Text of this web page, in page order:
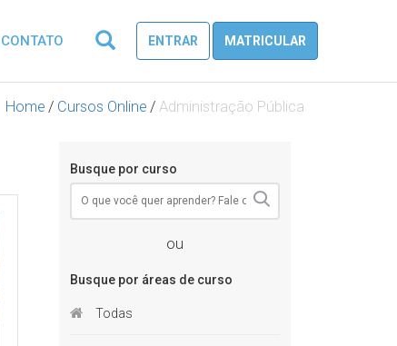
ENTRAR MATRICULAR
CONTATO
Home / Cursos Online / Administração Pública
Busque por curso
ou
Busque por áreas de curso
Todas